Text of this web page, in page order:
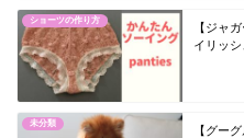
ショーツの作り方
【ジャ
イリッシ
未分類
【グー